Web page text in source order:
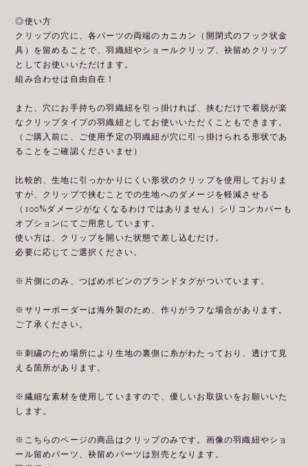
◎使い方
クリップの穴に、各パーツの両端のカニカン（開閉式のフック状金
具）を留めることで、羽織紐やショールクリップ、袂留めクリップ
としてお使いいただけます。
組み合わせは自由自在！
また、穴にお手持ちの羽織紐を引っ掛ければ、挟むだけで着脱が楽
なクリップタイプの羽織紐としてお使いいただくこともできます。
（ご購入前に、ご使用予定の羽織紐が穴に引っ掛けられる形状であ
ることをご確認くださいませ）
比較的、生地に引っかかりにくい形状のクリップを使用しておりま
すが、クリップで挟むことでの生地へのダメージを軽減させる
（100%ダメージがなくなるわけではありません）シリコンカバーも
オプションにてご用意しています。
使い方は、クリップを開いた状態で差し込むだけ。
必要に応じてご選択ください。
※片側にのみ、つばめボビンのブランドタグがついています。
※サリーボーダーは海外製のため、作りがラフな場合があります。
ご了承ください。
※刺繍のため場所により生地の裏側に糸がわたっており、透けて見
える箇所があります。
※繊細な素材を使用していますので、優しいお取扱いをお願いいた
します。
※こちらのページの商品はクリップのみです。画像の羽織紐やショ
ール留めパーツ、袂留めパーツは別売となります。